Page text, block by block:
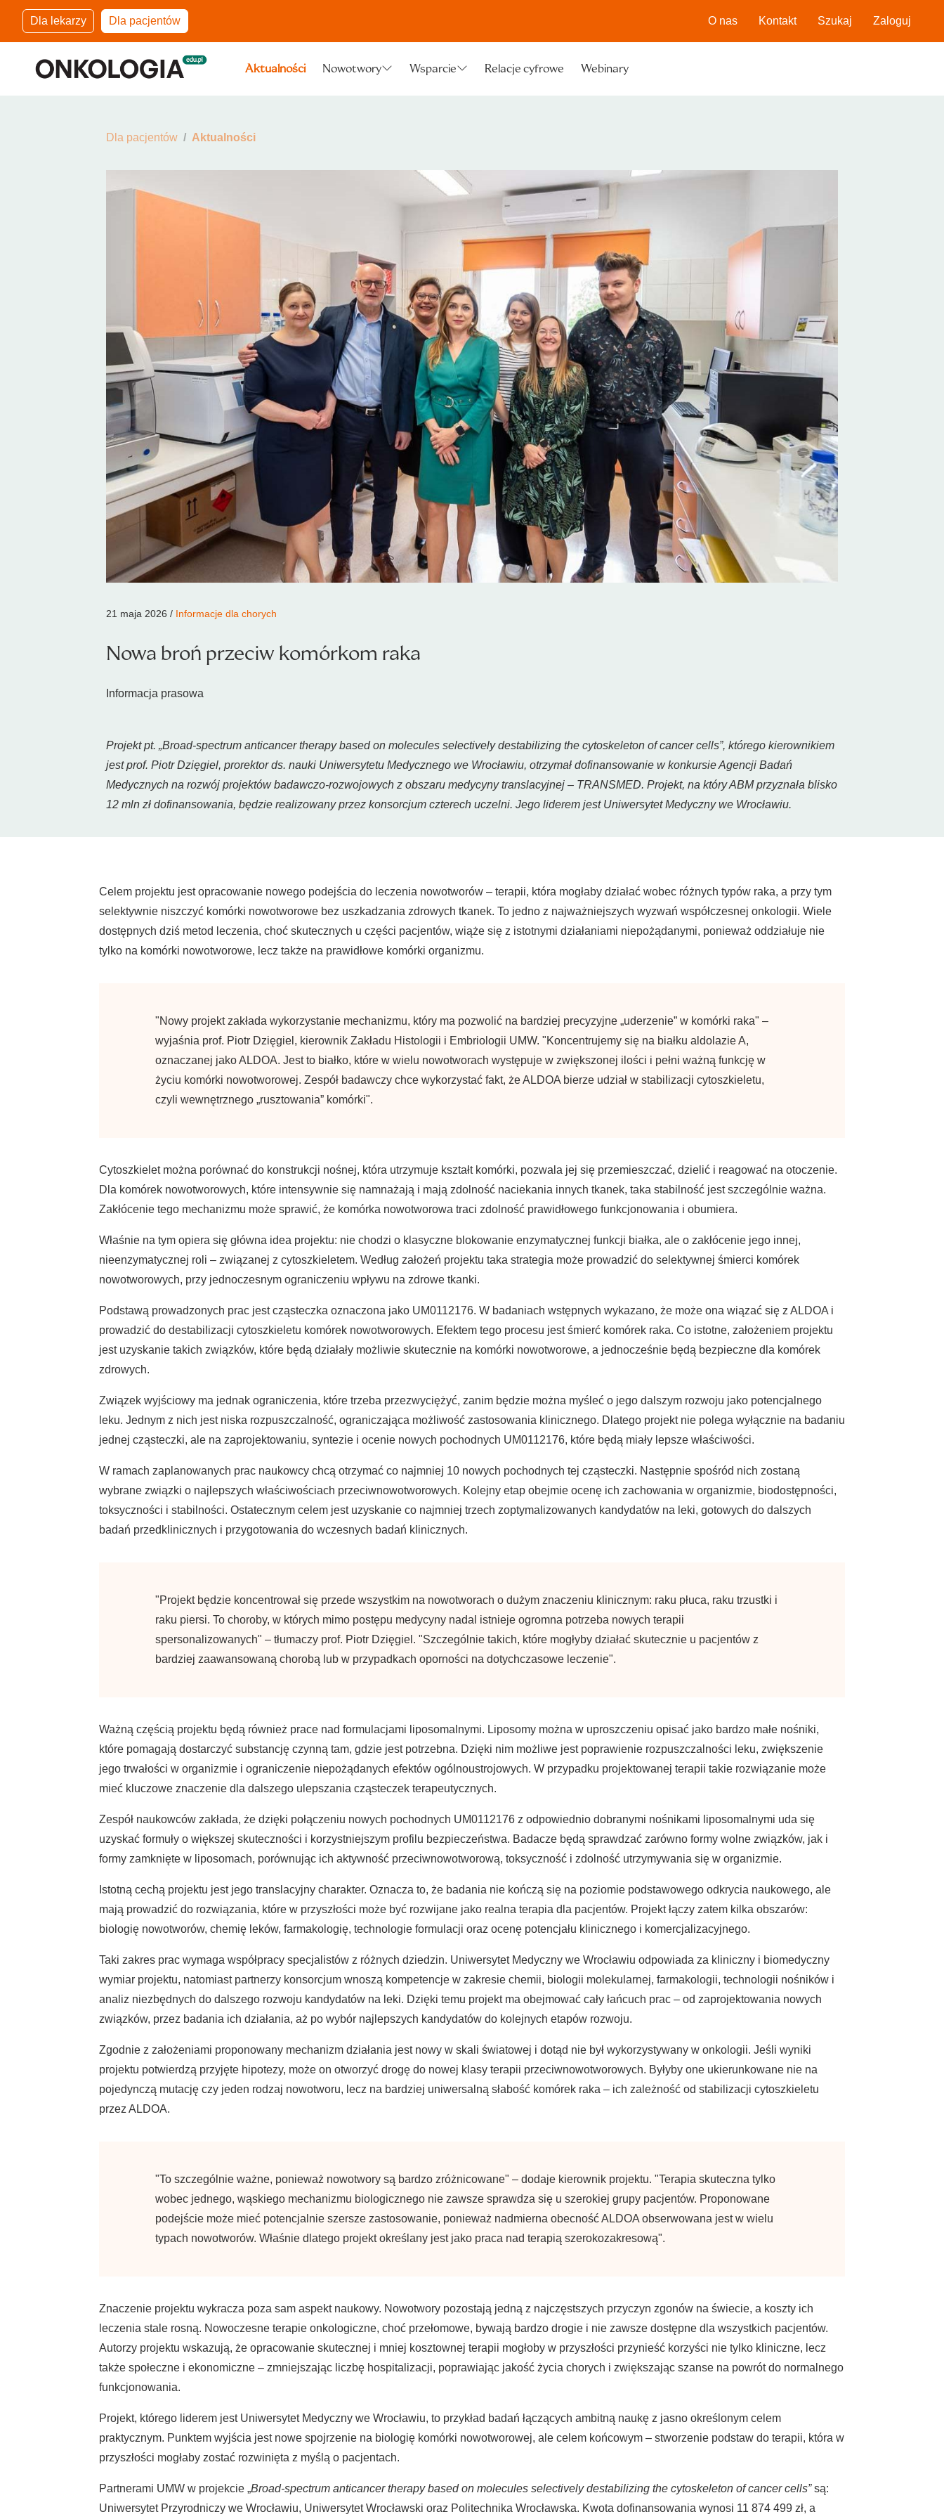
Dla lekarzy Dla pacjentów O nas Kontakt Szukaj Zaloguj
Aktualności Nowotwory Wsparcie Relacje cyfrowe Webinary
Dla pacjentów Aktualności
21 maja 2026 / Informacje dla chorych
Nowa broń przeciw komórkom raka
Informacja prasowa
Projekt pt. „Broad-spectrum anticancer therapy based on molecules selectively destabilizing the cytoskeleton of cancer cells”, którego kierownikiem
jest prof. Piotr Dzięgiel, prorektor ds. nauki Uniwersytetu Medycznego we Wrocławiu, otrzymał dofinansowanie w konkursie Agencji Badań
Medycznych na rozwój projektów badawczo-rozwojowych z obszaru medycyny translacyjnej – TRANSMED. Projekt, na który ABM przyznała blisko
12 mln zł dofinansowania, będzie realizowany przez konsorcjum czterech uczelni. Jego liderem jest Uniwersytet Medyczny we Wrocławiu.
Celem projektu jest opracowanie nowego podejścia do leczenia nowotworów – terapii, która mogłaby działać wobec różnych typów raka, a przy tym
selektywnie niszczyć komórki nowotworowe bez uszkadzania zdrowych tkanek. To jedno z najważniejszych wyzwań współczesnej onkologii. Wiele
dostępnych dziś metod leczenia, choć skutecznych u części pacjentów, wiąże się z istotnymi działaniami niepożądanymi, ponieważ oddziałuje nie
tylko na komórki nowotworowe, lecz także na prawidłowe komórki organizmu.
"Nowy projekt zakłada wykorzystanie mechanizmu, który ma pozwolić na bardziej precyzyjne „uderzenie” w komórki raka" –
wyjaśnia prof. Piotr Dzięgiel, kierownik Zakładu Histologii i Embriologii UMW. "Koncentrujemy się na białku aldolazie A,
oznaczanej jako ALDOA. Jest to białko, które w wielu nowotworach występuje w zwiększonej ilości i pełni ważną funkcję w
życiu komórki nowotworowej. Zespół badawczy chce wykorzystać fakt, że ALDOA bierze udział w stabilizacji cytoszkieletu,
czyli wewnętrznego „rusztowania” komórki".
Cytoszkielet można porównać do konstrukcji nośnej, która utrzymuje kształt komórki, pozwala jej się przemieszczać, dzielić i reagować na otoczenie.
Dla komórek nowotworowych, które intensywnie się namnażają i mają zdolność naciekania innych tkanek, taka stabilność jest szczególnie ważna.
Zakłócenie tego mechanizmu może sprawić, że komórka nowotworowa traci zdolność prawidłowego funkcjonowania i obumiera.
Właśnie na tym opiera się główna idea projektu: nie chodzi o klasyczne blokowanie enzymatycznej funkcji białka, ale o zakłócenie jego innej,
nieenzymatycznej roli – związanej z cytoszkieletem. Według założeń projektu taka strategia może prowadzić do selektywnej śmierci komórek
nowotworowych, przy jednoczesnym ograniczeniu wpływu na zdrowe tkanki.
Podstawą prowadzonych prac jest cząsteczka oznaczona jako UM0112176. W badaniach wstępnych wykazano, że może ona wiązać się z ALDOA i
prowadzić do destabilizacji cytoszkieletu komórek nowotworowych. Efektem tego procesu jest śmierć komórek raka. Co istotne, założeniem projektu
jest uzyskanie takich związków, które będą działały możliwie skutecznie na komórki nowotworowe, a jednocześnie będą bezpieczne dla komórek
zdrowych.
Związek wyjściowy ma jednak ograniczenia, które trzeba przezwyciężyć, zanim będzie można myśleć o jego dalszym rozwoju jako potencjalnego
leku. Jednym z nich jest niska rozpuszczalność, ograniczająca możliwość zastosowania klinicznego. Dlatego projekt nie polega wyłącznie na badaniu
jednej cząsteczki, ale na zaprojektowaniu, syntezie i ocenie nowych pochodnych UM0112176, które będą miały lepsze właściwości.
W ramach zaplanowanych prac naukowcy chcą otrzymać co najmniej 10 nowych pochodnych tej cząsteczki. Następnie spośród nich zostaną
wybrane związki o najlepszych właściwościach przeciwnowotworowych. Kolejny etap obejmie ocenę ich zachowania w organizmie, biodostępności,
toksyczności i stabilności. Ostatecznym celem jest uzyskanie co najmniej trzech zoptymalizowanych kandydatów na leki, gotowych do dalszych
badań przedklinicznych i przygotowania do wczesnych badań klinicznych.
"Projekt będzie koncentrował się przede wszystkim na nowotworach o dużym znaczeniu klinicznym: raku płuca, raku trzustki i
raku piersi. To choroby, w których mimo postępu medycyny nadal istnieje ogromna potrzeba nowych terapii
spersonalizowanych" – tłumaczy prof. Piotr Dzięgiel. "Szczególnie takich, które mogłyby działać skutecznie u pacjentów z
bardziej zaawansowaną chorobą lub w przypadkach oporności na dotychczasowe leczenie".
Ważną częścią projektu będą również prace nad formulacjami liposomalnymi. Liposomy można w uproszczeniu opisać jako bardzo małe nośniki,
które pomagają dostarczyć substancję czynną tam, gdzie jest potrzebna. Dzięki nim możliwe jest poprawienie rozpuszczalności leku, zwiększenie
jego trwałości w organizmie i ograniczenie niepożądanych efektów ogólnoustrojowych. W przypadku projektowanej terapii takie rozwiązanie może
mieć kluczowe znaczenie dla dalszego ulepszania cząsteczek terapeutycznych.
Zespół naukowców zakłada, że dzięki połączeniu nowych pochodnych UM0112176 z odpowiednio dobranymi nośnikami liposomalnymi uda się
uzyskać formuły o większej skuteczności i korzystniejszym profilu bezpieczeństwa. Badacze będą sprawdzać zarówno formy wolne związków, jak i
formy zamknięte w liposomach, porównując ich aktywność przeciwnowotworową, toksyczność i zdolność utrzymywania się w organizmie.
Istotną cechą projektu jest jego translacyjny charakter. Oznacza to, że badania nie kończą się na poziomie podstawowego odkrycia naukowego, ale
mają prowadzić do rozwiązania, które w przyszłości może być rozwijane jako realna terapia dla pacjentów. Projekt łączy zatem kilka obszarów:
biologię nowotworów, chemię leków, farmakologię, technologie formulacji oraz ocenę potencjału klinicznego i komercjalizacyjnego.
Taki zakres prac wymaga współpracy specjalistów z różnych dziedzin. Uniwersytet Medyczny we Wrocławiu odpowiada za kliniczny i biomedyczny
wymiar projektu, natomiast partnerzy konsorcjum wnoszą kompetencje w zakresie chemii, biologii molekularnej, farmakologii, technologii nośników i
analiz niezbędnych do dalszego rozwoju kandydatów na leki. Dzięki temu projekt ma obejmować cały łańcuch prac – od zaprojektowania nowych
związków, przez badania ich działania, aż po wybór najlepszych kandydatów do kolejnych etapów rozwoju.
Zgodnie z założeniami proponowany mechanizm działania jest nowy w skali światowej i dotąd nie był wykorzystywany w onkologii. Jeśli wyniki
projektu potwierdzą przyjęte hipotezy, może on otworzyć drogę do nowej klasy terapii przeciwnowotworowych. Byłyby one ukierunkowane nie na
pojedynczą mutację czy jeden rodzaj nowotworu, lecz na bardziej uniwersalną słabość komórek raka – ich zależność od stabilizacji cytoszkieletu
przez ALDOA.
"To szczególnie ważne, ponieważ nowotwory są bardzo zróżnicowane" – dodaje kierownik projektu. "Terapia skuteczna tylko
wobec jednego, wąskiego mechanizmu biologicznego nie zawsze sprawdza się u szerokiej grupy pacjentów. Proponowane
podejście może mieć potencjalnie szersze zastosowanie, ponieważ nadmierna obecność ALDOA obserwowana jest w wielu
typach nowotworów. Właśnie dlatego projekt określany jest jako praca nad terapią szerokozakresową".
Znaczenie projektu wykracza poza sam aspekt naukowy. Nowotwory pozostają jedną z najczęstszych przyczyn zgonów na świecie, a koszty ich
leczenia stale rosną. Nowoczesne terapie onkologiczne, choć przełomowe, bywają bardzo drogie i nie zawsze dostępne dla wszystkich pacjentów.
Autorzy projektu wskazują, że opracowanie skutecznej i mniej kosztownej terapii mogłoby w przyszłości przynieść korzyści nie tylko kliniczne, lecz
także społeczne i ekonomiczne – zmniejszając liczbę hospitalizacji, poprawiając jakość życia chorych i zwiększając szanse na powrót do normalnego
funkcjonowania.
Projekt, którego liderem jest Uniwersytet Medyczny we Wrocławiu, to przykład badań łączących ambitną naukę z jasno określonym celem
praktycznym. Punktem wyjścia jest nowe spojrzenie na biologię komórki nowotworowej, ale celem końcowym – stworzenie podstaw do terapii, która w
przyszłości mogłaby zostać rozwinięta z myślą o pacjentach.
Partnerami UMW w projekcie „Broad-spectrum anticancer therapy based on molecules selectively destabilizing the cytoskeleton of cancer cells”są:
Uniwersytet Przyrodniczy we Wrocławiu, Uniwersytet Wrocławski oraz Politechnika Wrocławska. Kwota dofinansowania wynosi 11 874 499 zł, a